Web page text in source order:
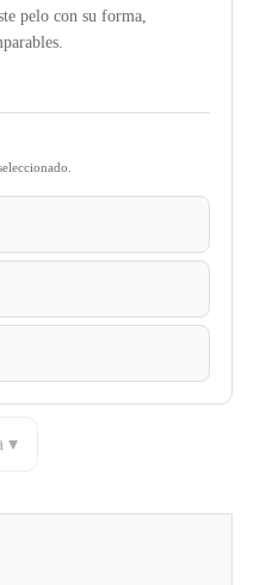
pelo con su forma,
▾